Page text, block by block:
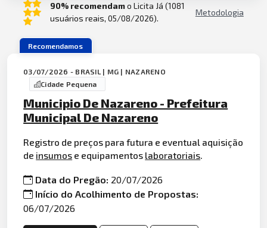
90% recomendamo Licita Já (1081
usuários reais, 05/08/2026).
Metodologia
Recomendamos
03/07/2026 - BRASIL | MG | NAZARENO
Cidade Pequena
Municipio De Nazareno - Prefeitura
Municipal De Nazareno
Registro de preços para futura e eventual aquisição
de insumos e equipamentos laboratoriais.
Data do Pregão: 20/07/2026
Início do Acolhimento de Propostas:
06/07/2026